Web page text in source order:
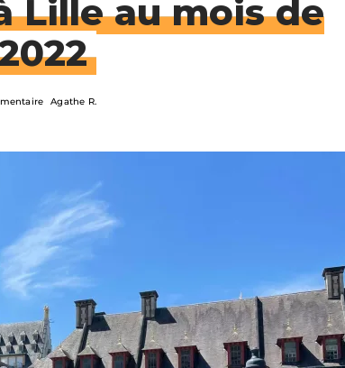
Lille au mois de
Agathe R.